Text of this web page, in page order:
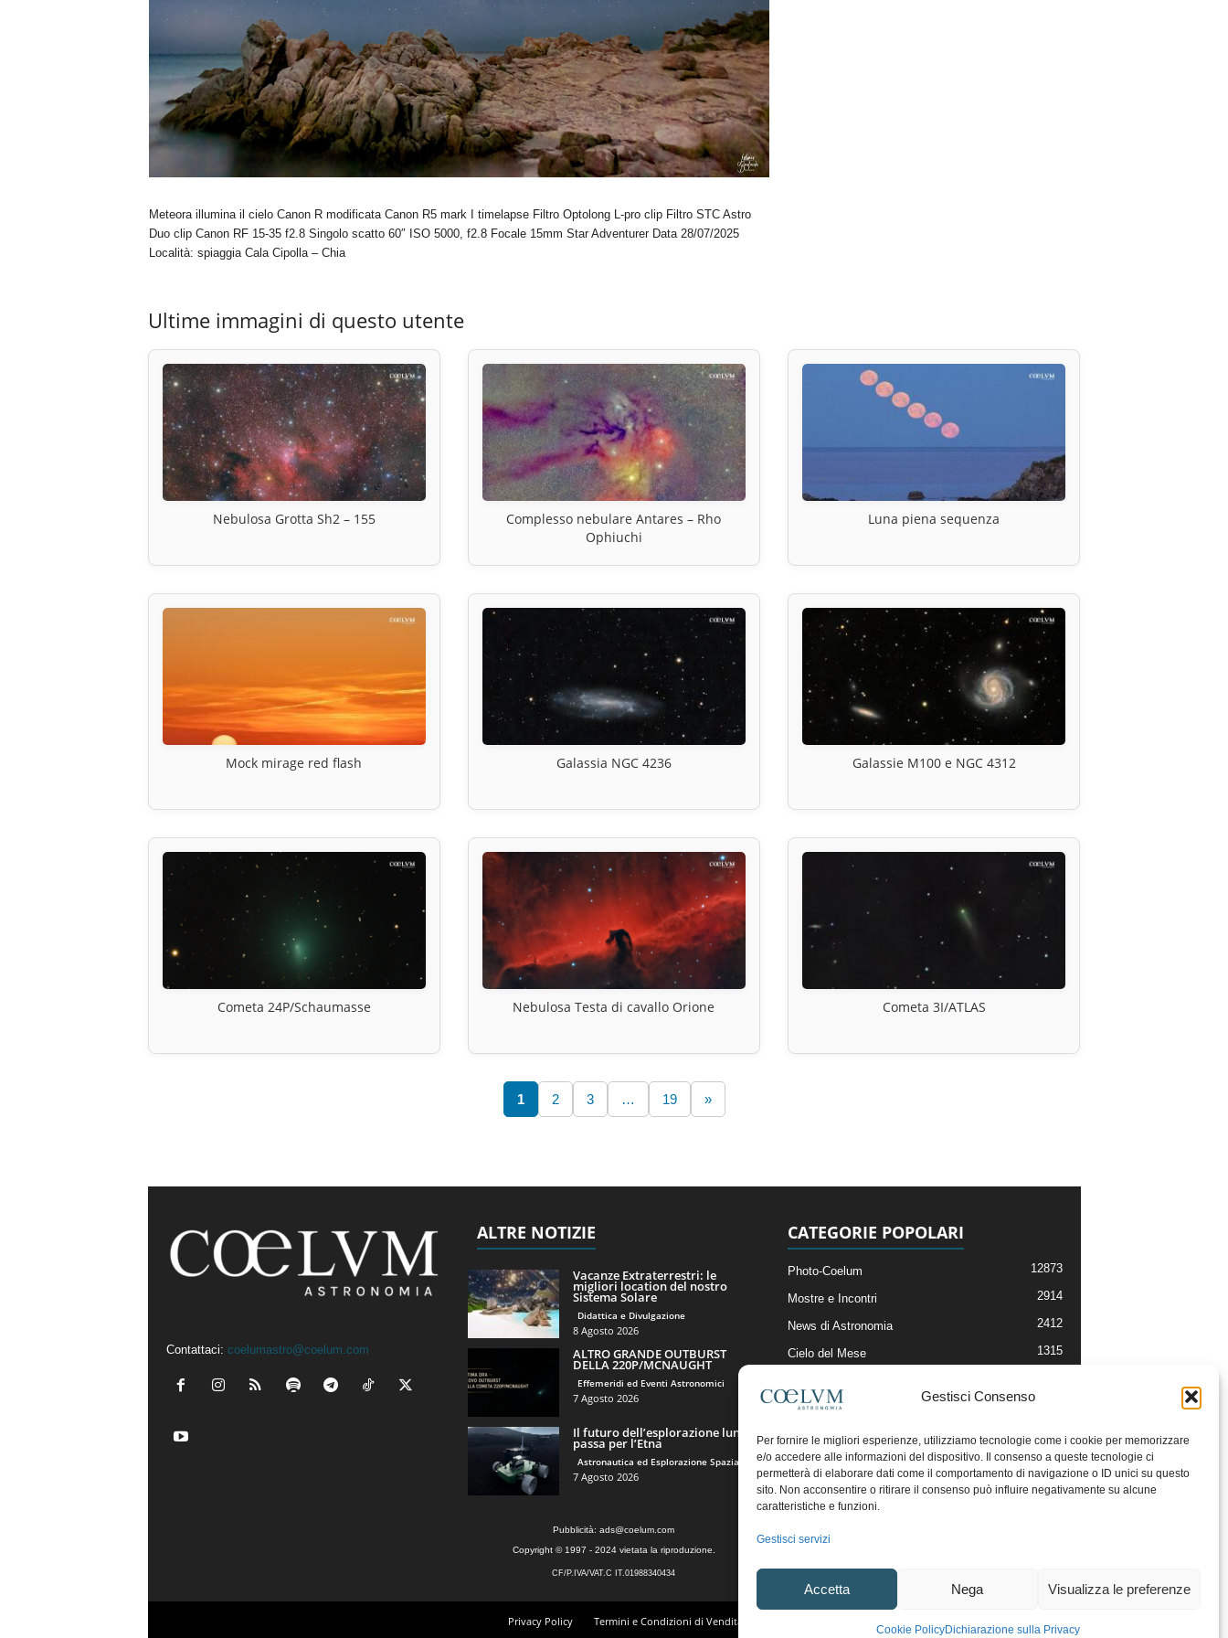
Gestisci Consenso
Per fornire le migliori esperienze, utilizziamo tecnologie come i cookie per memorizzare
e/o accedere alle informazioni del dispositivo. Il consenso a queste tecnologie ci
permetterà di elaborare dati come il comportamento di navigazione o ID unici su questo
sito. Non acconsentire o ritirare il consenso può influire negativamente su alcune
caratteristiche e funzioni.
Gestisci servizi
Accetta Nega Visualizza le preferenze
Cookie PolicyDichiarazione sulla Privacy
Meteora illumina il cielo Canon R modificata Canon R5 mark I timelapse Filtro Optolong L-pro clip Filtro STC Astro
Duo clip Canon RF 15-35 f2.8 Singolo scatto 60″ ISO 5000, f2.8 Focale 15mm Star Adventurer Data 28/07/2025
Località: spiaggia Cala Cipolla – Chia
Ultime immagini di questo utente
Nebulosa Grotta Sh2 – 155
Complesso nebulare Antares – Rho
Ophiuchi
Luna piena sequenza
Mock mirage red flash Galassia NGC 4236 Galassie M100 e NGC 4312
Cometa 24P/Schaumasse Nebulosa Testa di cavallo Orione Cometa 3I/ATLAS
1 2 3 … 19 »
Contattaci: coelumastro@coelum.com
ALTRE NOTIZIE
Vacanze Extraterrestri: le
migliori location del nostro
Sistema Solare
Didattica e Divulgazione
8 Agosto 2026
ALTRO GRANDE OUTBURST
DELLA 220P/MCNAUGHT
Effemeridi ed Eventi Astronomici
7 Agosto 2026
Il futuro dell’esplorazione lunare
passa per l’Etna
Astronautica ed Esplorazione Spaziale
7 Agosto 2026
CATEGORIE POPOLARI
Photo-Coelum 12873
Mostre e Incontri 2914
News di Astronomia 2412
Cielo del Mese 1315
Articoli e Risorse On-Line
Il Blog della Redazione
Pubblicità: ads@coelum.com
Copyright © 1997 - 2024 vietata la riproduzione.
CF/P.IVA/VAT.C IT.01988340434
Privacy Policy Termini e Condizioni di Vendita